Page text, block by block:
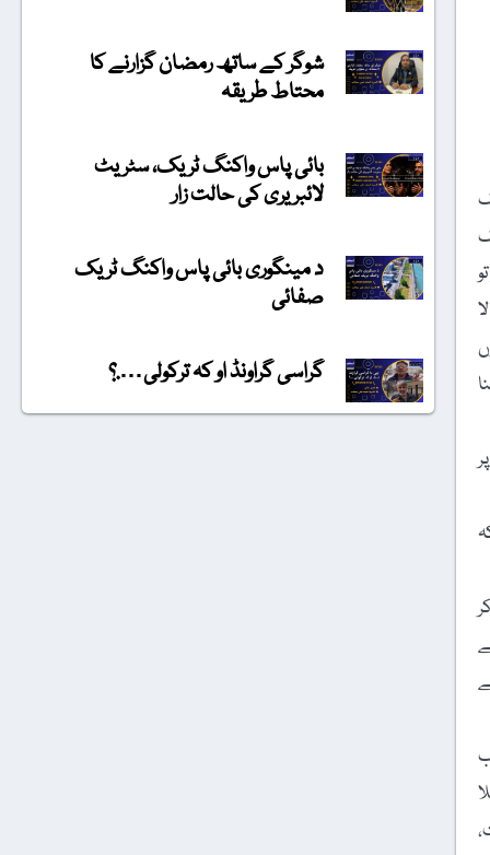
5 سے 7 ہزار لوگ
شوگر کے ساتھ رمضان گزارنے کا
محتاط طریقہ
بائی پاس واکنگ ٹریک، سٹریٹ
لائبریری کی حالت زار
د مینگوری بائی پاس واکنگ ٹریک
صفائی
گراسی گراونڈ او کہ ترکولی….؟